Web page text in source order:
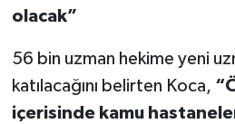
olacak”
56 bin uzman hekime yeni
katılacağını belirten Koca,
içerisinde kamu